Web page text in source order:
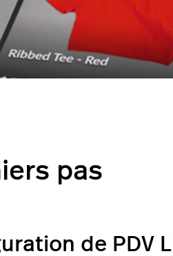
pas
de PDV